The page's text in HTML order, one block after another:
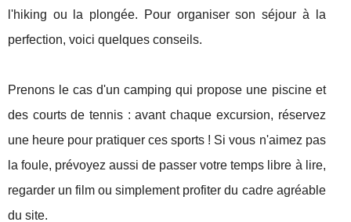
l'hiking ou la plongée. Pour organiser son séjour à la
perfection, voici quelques conseils.
Prenons le cas d'un camping qui propose une piscine et
des courts de tennis : avant chaque excursion, réservez
une heure pour pratiquer ces sports ! Si vous n'aimez pas
la foule, prévoyez aussi de passer votre temps libre à lire,
regarder un film ou simplement profiter du cadre agréable
du site.